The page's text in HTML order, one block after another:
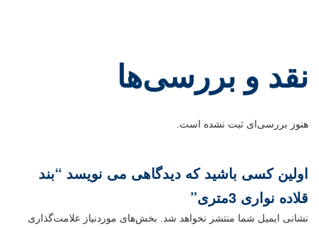
نقد و بررسی‌ها
هنوز بررسی‌ای ثبت نشده است.
اولین کسی باشید که دیدگاهی می نویسد “بند
قلاده نواری 3متری”
نشانی ایمیل شما منتشر نخواهد شد.
بخش‌های موردنیاز علامت‌گذاری